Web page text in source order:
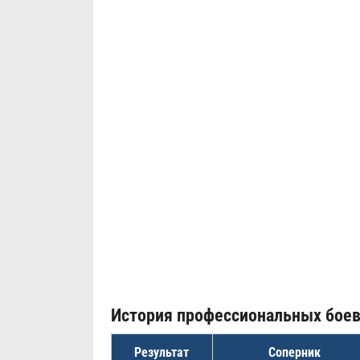
История профессиональных боев
Результат Соперник